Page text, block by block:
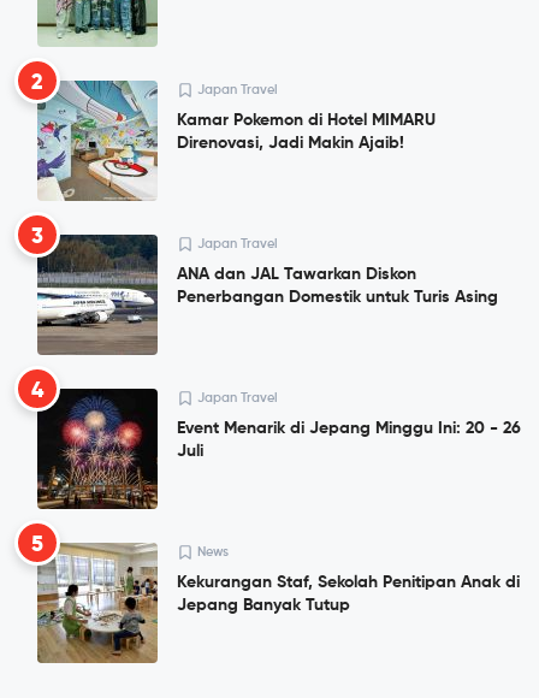
2 Japan Travel
Kamar Pokemon di Hotel MIMARU
Direnovasi, Jadi Makin Ajaib!
3 Japan Travel
ANA dan JAL Tawarkan Diskon
Penerbangan Domestik untuk Turis Asing
4 Japan Travel
Event Menarik di Jepang Minggu Ini: 20 - 26
Juli
5 News
Kekurangan Staf, Sekolah Penitipan Anak di
Jepang Banyak Tutup